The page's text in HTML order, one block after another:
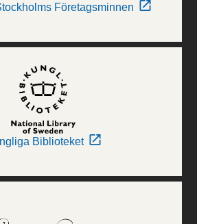
Företagsminnen
Biblioteket